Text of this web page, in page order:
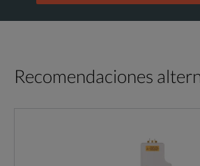
Recomendaciones